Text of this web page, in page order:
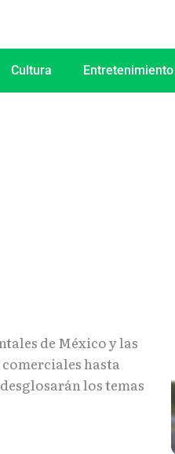
Cultura Entretenimiento
de México y las
hasta
los temas